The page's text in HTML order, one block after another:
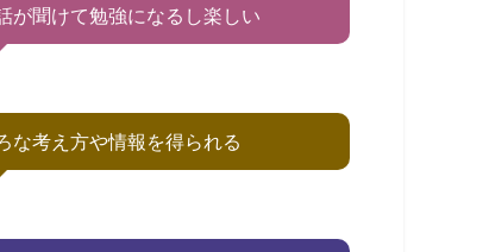
が聞けて勉強になるし楽しい
な考え方や情報を得られる